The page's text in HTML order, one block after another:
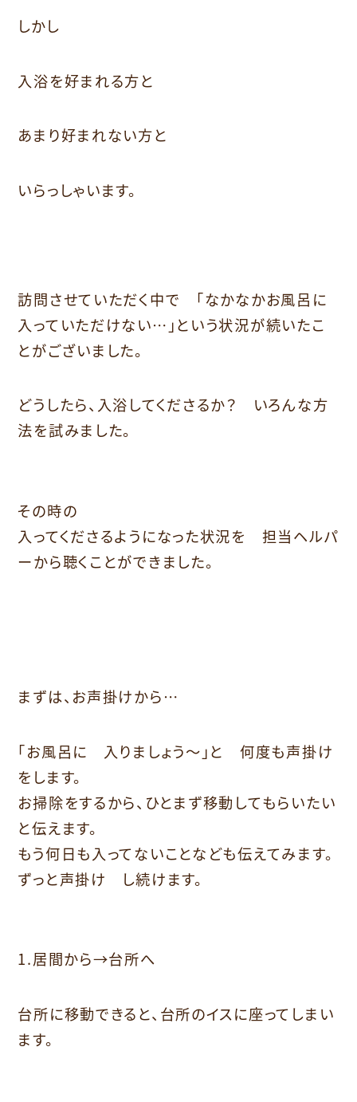
しかし
入浴を好まれる方と
あまり好まれない方と
いらっしゃいます。
訪問させていただく中で 「なかなかお風呂に
入っていただけない…」という状況が続いたこ
とがございました。
どうしたら、入浴してくださるか？ いろんな方
法を試みました。
その時の
入ってくださるようになった状況を 担当ヘルパ
ーから聴くことができました。
まずは、お声掛けから…
「お風呂に 入りましょう～」と 何度も声掛け
をします。
お掃除をするから、ひとまず移動してもらいたい
と伝えます。
もう何日も入ってないことなども伝えてみます。
ずっと声掛け し続けます。
1.居間から→台所へ
台所に移動できると、台所のイスに座ってしまい
ます。